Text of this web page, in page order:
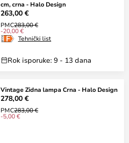
cm, crna - Halo Design
263,00 €
PMC283,00 €
-20,00 €
Tehnički list
Rok isporuke: 9 - 13 dana
Vintage Zidna lampa Crna - Halo Design
278,00 €
PMC283,00 €
-5,00 €